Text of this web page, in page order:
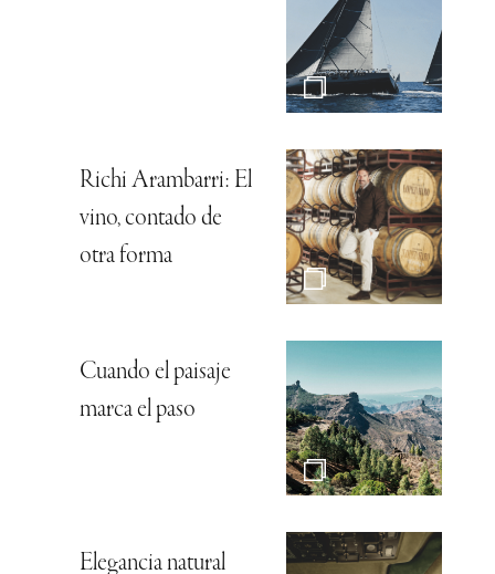
Richi Arambarri: El
vino, contado de
otra forma
Cuando el paisaje
marca el paso
Elegancia natural